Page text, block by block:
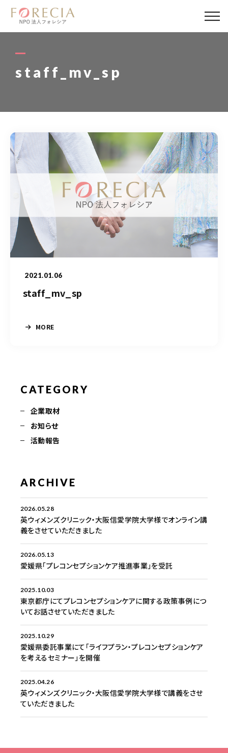
staff_mv_sp
2021.01.06
staff_mv_sp
MORE
CATEGORY
企業取材
お知らせ
活動報告
ARCHIVE
2026.05.28
英ウィメンズクリニック・大阪信愛学院大学様でオンライン講
義をさせていただきました
2026.05.13
愛媛県「プレコンセプションケア推進事業」を受託
2025.10.03
東京都庁にてプレコンセプションケアに関する政策事例につ
いてお話させていただきました
2025.10.29
愛媛県委託事業にて「ライフプラン・プレコンセプションケア
を考えるセミナー」を開催
2025.04.26
英ウィメンズクリニック・大阪信愛学院大学様で講義をさせ
ていただきました
私たちについて
活動報告
パートナー
寄付・応援